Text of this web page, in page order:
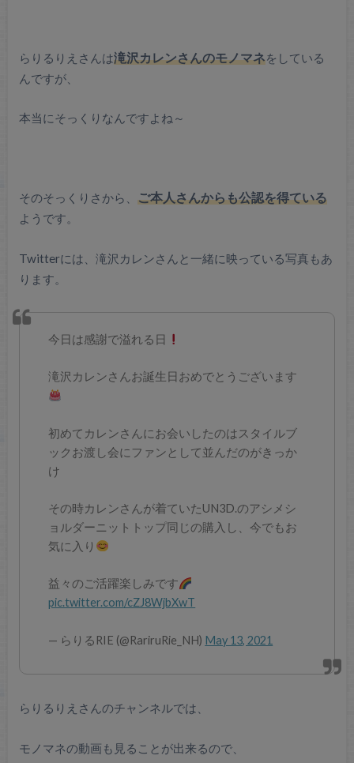
らりるりえさんは滝沢カレンさんのモノマネをしている
んですが、
本当にそっくりなんですよね～
そのそっくりさから、 ご本人さんからも公認を得ている
ようです。
Twitterには、滝沢カレンさんと一緒に映っている写真もあ
ります。
今日は感謝で溢れる日
滝沢カレンさんお誕生日おめでとうございます
初めてカレンさんにお会いしたのはスタイルブ
ックお渡し会にファンとして並んだのがきっか
け
その時カレンさんが着ていたUN3D.のアシメシ
ョルダーニットトップ同じの購入し、今でもお
気に入り
益々のご活躍楽しみです
pic.twitter.com/cZJ8WjbXwT
— らりるRIE (@RariruRie_NH) May 13, 2021
らりるりえさんのチャンネルでは、
モノマネの動画も見ることが出来るので、